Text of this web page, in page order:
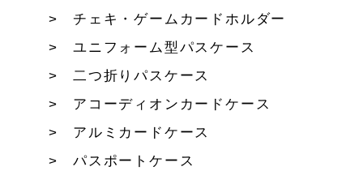
チェキ・ゲームカードホルダー
ユニフォーム型パスケース
二つ折りパスケース
アコーディオンカードケース
アルミカードケース
パスポートケース